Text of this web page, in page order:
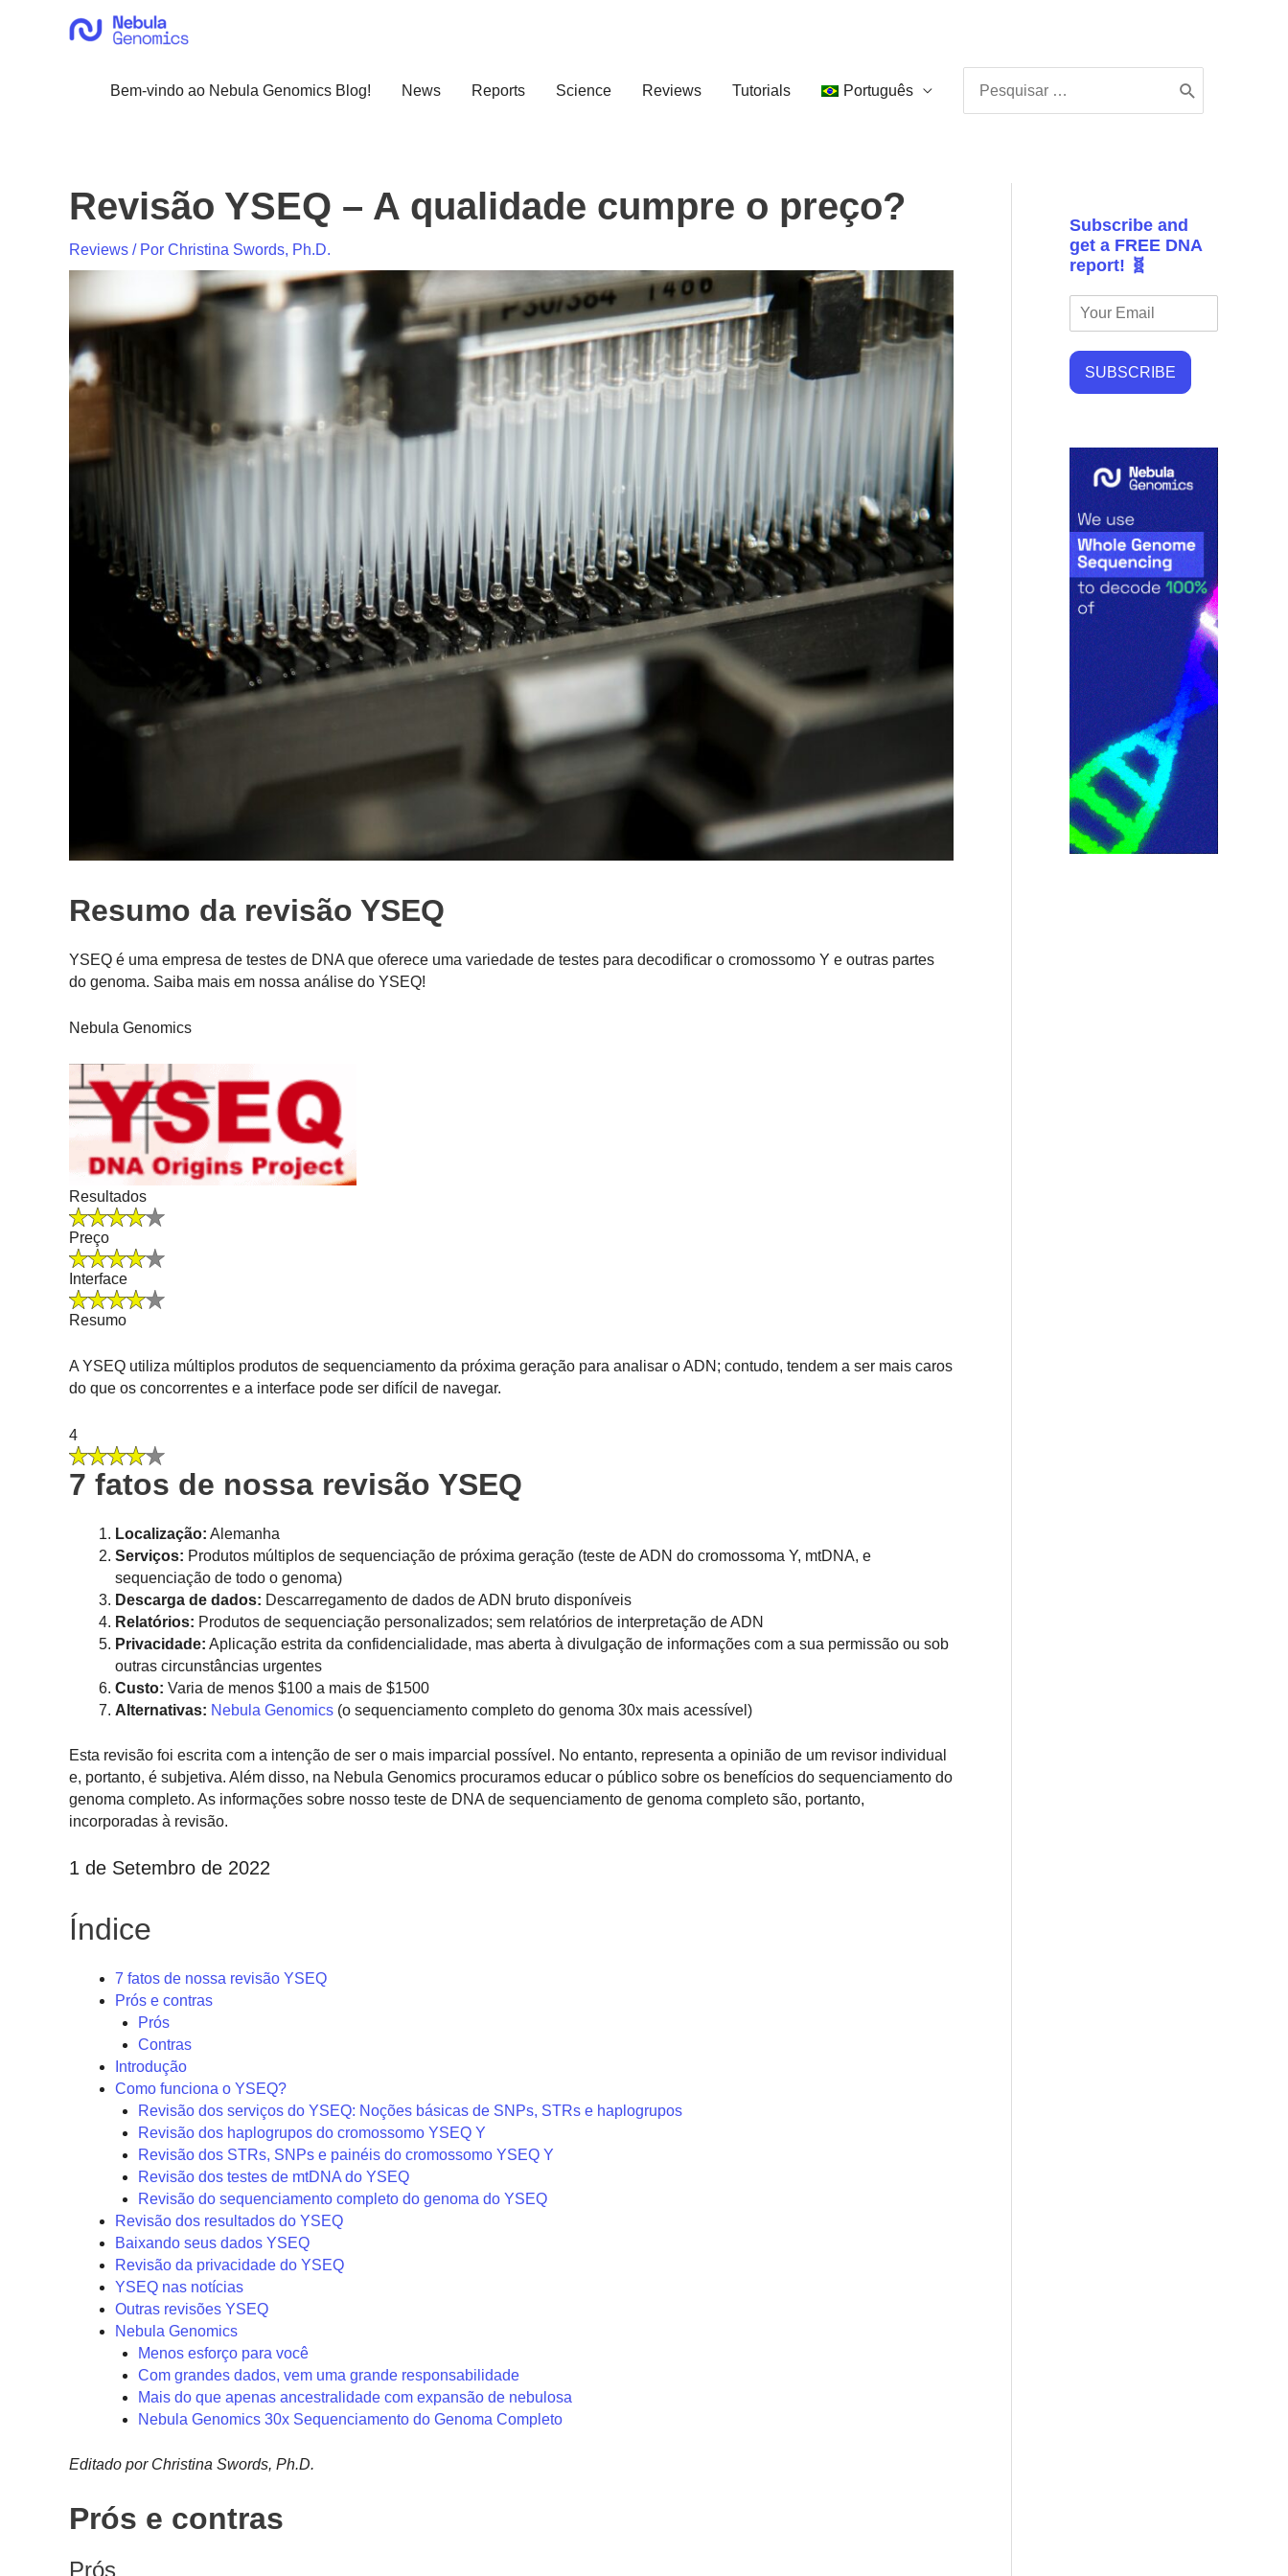
Bem-vindo ao Nebula Genomics Blog!
News Reports Science Reviews Tutorials Português
Revisão YSEQ – A qualidade cumpre o preço?
Reviews / Por Christina Swords, Ph.D.
Resumo da revisão YSEQ
YSEQ é uma empresa de testes de DNA que oferece uma variedade de testes para decodificar o cromossomo Y e outras partes
do genoma. Saiba mais em nossa análise do YSEQ!
Nebula Genomics
Resultados
Preço
Interface
Resumo
A YSEQ utiliza múltiplos produtos de sequenciamento da próxima geração para analisar o ADN; contudo, tendem a ser mais caros
do que os concorrentes e a interface pode ser difícil de navegar.
4
7 fatos de nossa revisão YSEQ
Localização: Alemanha
Serviços: Produtos múltiplos de sequenciação de próxima geração (teste de ADN do cromossoma Y, mtDNA, e
sequenciação de todo o genoma)
Descarga de dados: Descarregamento de dados de ADN bruto disponíveis
Relatórios: Produtos de sequenciação personalizados; sem relatórios de interpretação de ADN
Privacidade: Aplicação estrita da confidencialidade, mas aberta à divulgação de informações com a sua permissão ou sob
outras circunstâncias urgentes
Custo: Varia de menos $100 a mais de $1500
Alternativas: Nebula Genomics (o sequenciamento completo do genoma 30x mais acessível)
Esta revisão foi escrita com a intenção de ser o mais imparcial possível. No entanto, representa a opinião de um revisor individual
e, portanto, é subjetiva. Além disso, na Nebula Genomics procuramos educar o público sobre os benefícios do sequenciamento do
genoma completo. As informações sobre nosso teste de DNA de sequenciamento de genoma completo são, portanto,
incorporadas à revisão.
1 de Setembro de 2022
Índice
7 fatos de nossa revisão YSEQ
Prós e contras
Prós
Contras
Introdução
Como funciona o YSEQ?
Revisão dos serviços do YSEQ: Noções básicas de SNPs, STRs e haplogrupos
Revisão dos haplogrupos do cromossomo YSEQ Y
Revisão dos STRs, SNPs e painéis do cromossomo YSEQ Y
Revisão dos testes de mtDNA do YSEQ
Revisão do sequenciamento completo do genoma do YSEQ
Revisão dos resultados do YSEQ
Baixando seus dados YSEQ
Revisão da privacidade do YSEQ
YSEQ nas notícias
Outras revisões YSEQ
Nebula Genomics
Menos esforço para você
Com grandes dados, vem uma grande responsabilidade
Mais do que apenas ancestralidade com expansão de nebulosa
Nebula Genomics 30x Sequenciamento do Genoma Completo
Editado por Christina Swords, Ph.D.
Prós e contras
Prós
Subscribe and
get a FREE DNA
report! 🧬
SUBSCRIBE